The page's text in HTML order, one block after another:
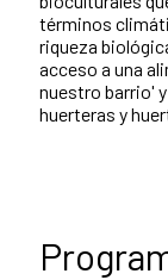
términos
riqueza
acceso a una
nuestro barrio'
huerteras y